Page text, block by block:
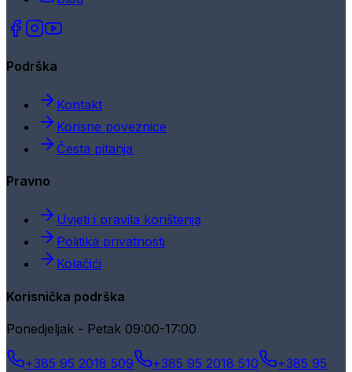
Podrška
Kontakt
Korisne poveznice
Česta pitanja
Pravno
Uvjeti i pravila korištenja
Politika privatnosti
Kolačići
Korisnička podrška
Ponedjeljak - Petak 09:00-17:00
+385 95 2018 509 +385 95 2018 510
+385 95